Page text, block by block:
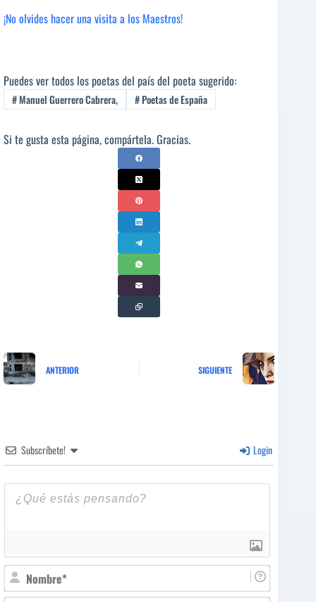
¡No olvides hacer una visita a los Maestros!
Puedes ver todos los poetas del país del poeta sugerido:
#Manuel Guerrero Cabrera, #Poetas de España
Si te gusta esta página, compártela. Gracias.
ANTERIOR SIGUIENTE
Subscríbete! Login
o